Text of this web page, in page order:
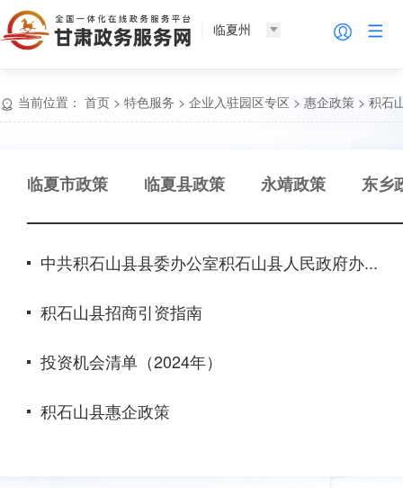
临夏州
当前位置： 首页 > 特色服务 > 企业入驻园区专区 > 惠企政策 > 积石
临夏市政策 临夏县政策 永靖政策 东乡
中共积石山县县委办公室积石山县人民政府办...
积石山县招商引资指南
投资机会清单（2024年）
积石山县惠企政策